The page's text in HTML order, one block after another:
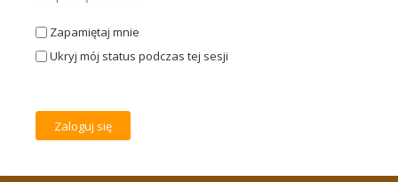
Zapamiętaj mnie
Ukryj mój status podczas tej sesji